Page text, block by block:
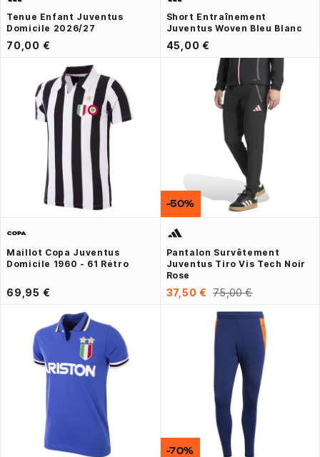
Tenue Enfant Juventus
Domicile 2026/27
70,00 €
Short Entraînement
Juventus Woven Bleu Blanc
45,00 €
Maillot Copa Juventus
Domicile 1960 - 61 Rétro
69,95 €
Pantalon Survêtement
Juventus Tiro Vis Tech Noir
Rose
37,50 € 75,00 €
-50%
-70%